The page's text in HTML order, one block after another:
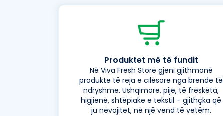
Produktet më të fundit
Në Viva Fresh Store gjeni gjithmonë
produkte të reja e cilësore nga brende të
ndryshme. Ushqimore, pije, të freskëta,
higjienë, shtëpiake e tekstil – gjithçka që
ju nevojitet, në një vend të vetëm.